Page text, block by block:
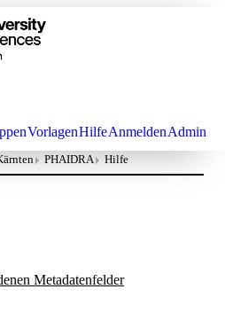
VorlagenHilfeAnmeldenAdmin
PHAIDRA Hilfe
Metadatenfelder